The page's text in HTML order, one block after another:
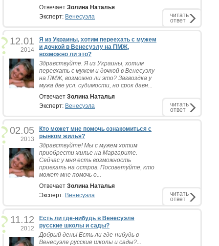
Отвечает Золина Наталья
Эксперт: Венесуэла читать
ответ
12.01
2014
Я из Украины, хотим переехать с мужем
и дочкой в Венесуэлу на ПМЖ,
возможно ли это?
Здравствуйте. Я из Украины, хотим
переехать с мужем и дочкой в Венесуэлу
на ПМЖ, возможно ли это? Загвоздка у
мужа две усл. судимости, но срок давн...
Отвечает Золина Наталья
Эксперт: Венесуэла читать
ответ
02.05
2013
Кто может мне помочь ознакомиться с
рынком жилья?
Здравствуйте! Мы с мужем хотим
приобрести жилье на Маргарите.
Сейчас у мня есть возможность
приехать на остров. Посоветуйте, кто
может мне помочь о...
Отвечает Золина Наталья
Эксперт: Венесуэла читать
ответ
11.12
2012
Есть ли где-нибудь в Венесуэле
русские школы и сады?
Добрый день! Есть ли где-нибудь в
Венесуэле русские школы и сады?...